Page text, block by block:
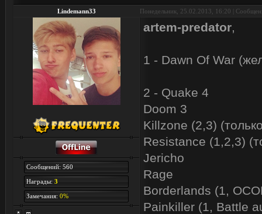
Lindemann33 Понедельник, 25.02.2013, 16:20 |
Сообщений: 560
Награды: 3
Замечания: 0%
artem-predator,
1 - Dawn Of War
2 - Quake 4
Doom 3
Killzone (2,3)
Resistance (1,2,3)
Jericho
Rage
Borderlands (1,
Painkiller (1, Battle